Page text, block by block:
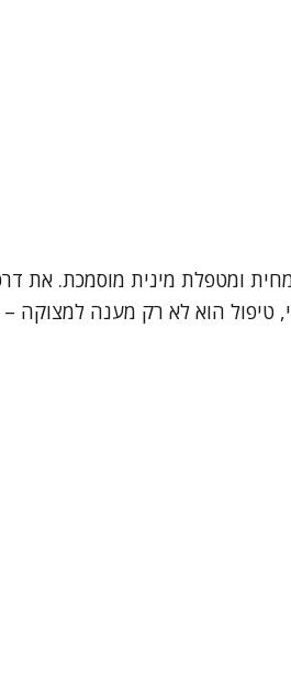
ומטפלת מינית מוסמכת. את
טיפול הוא לא רק מענה למצוקה